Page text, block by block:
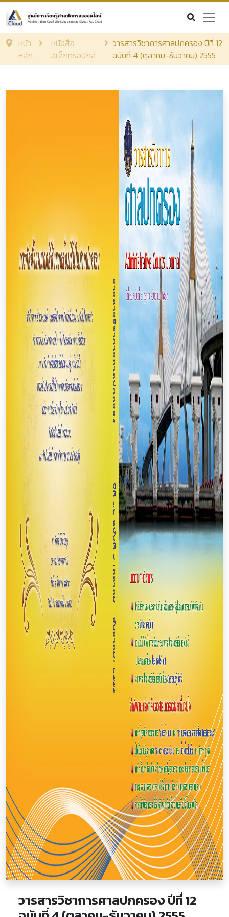
หน้า
หลัก
หนังสือ
อิเล็กทรอนิกส์
วารสารวิชาการศาลปกครอง ปีที่ 12
ฉบับที่ 4 (ตุลาคม-ธันวาคม) 2555
วารสารวิชาการศาลปกครอง ปีที่ 12